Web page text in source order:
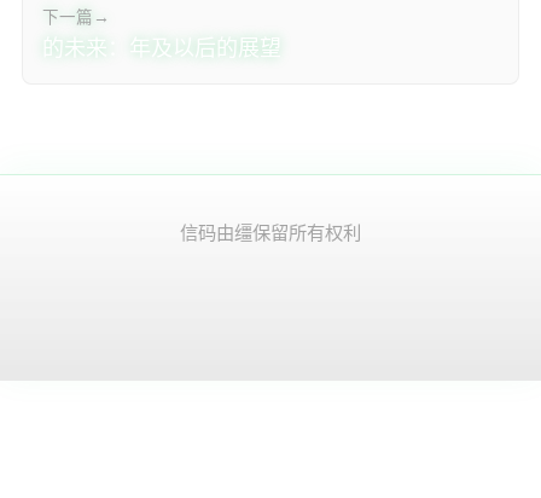
下一篇 →
Java的未来：2026年及以后的展望
© 2026 信码由缰. 保留所有权利.